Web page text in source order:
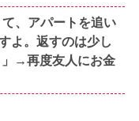
、アパートを追い
よ。返すのは少し
」→再度友人にお金